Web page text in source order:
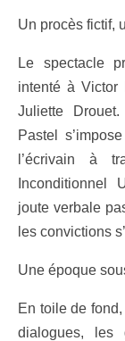
Un procès fictif,
Le spectacle
intenté à Victor
Juliette
Pastel
l’écrivain à
Inconditionnel
joute verbale
les convictions
Une époque
En toile de
dialogues, les